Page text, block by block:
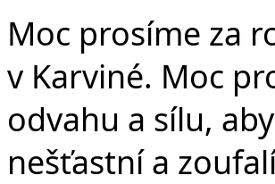
Moc prosíme za
v Karviné. Moc
odvahu a sílu,
nešťastní a